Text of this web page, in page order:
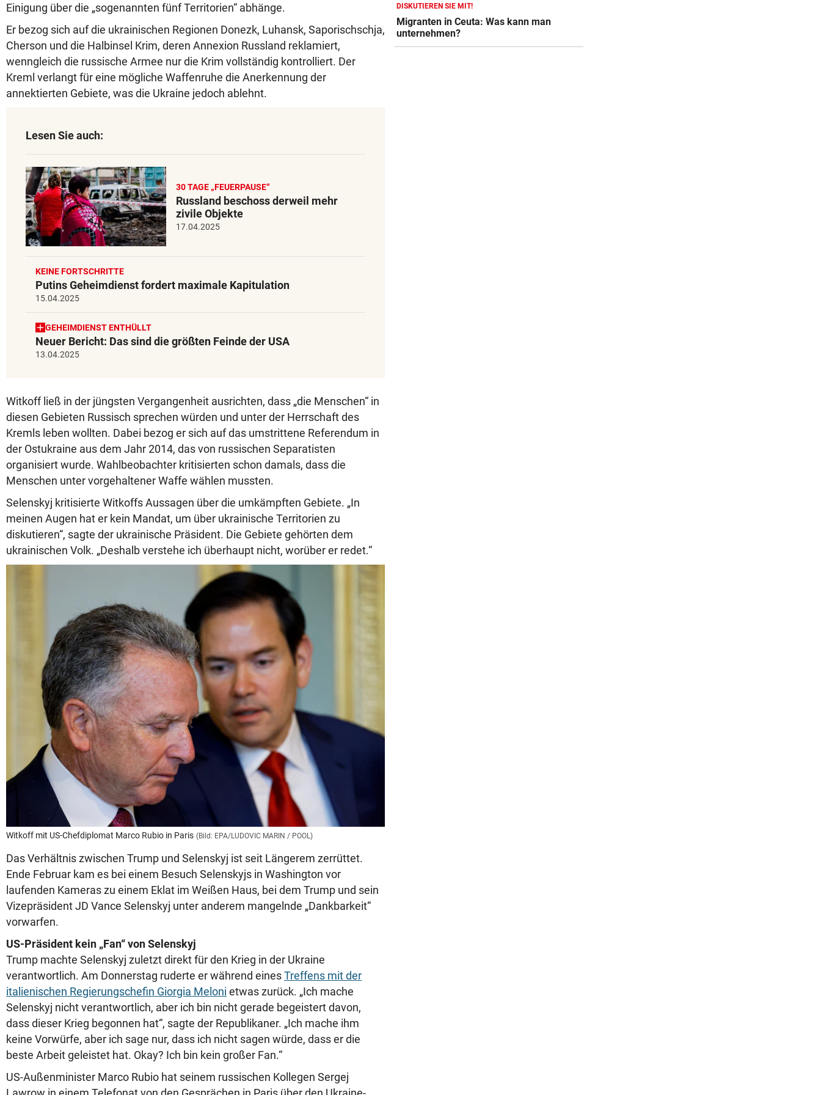
Einigung über die „sogenannten fünf Territorien“ abhänge.
Er bezog sich auf die ukrainischen Regionen Donezk, Luhansk, Saporischschja,
Cherson und die Halbinsel Krim, deren Annexion Russland reklamiert,
wenngleich die russische Armee nur die Krim vollständig kontrolliert. Der
Kreml verlangt für eine mögliche Waffenruhe die Anerkennung der
annektierten Gebiete, was die Ukraine jedoch ablehnt.
Lesen Sie auch:
30 TAGE „FEUERPAUSE“
Russland beschoss derweil mehr
zivile Objekte
17.04.2025
KEINE FORTSCHRITTE
Putins Geheimdienst fordert maximale Kapitulation
15.04.2025
GEHEIMDIENST ENTHÜLLT
Neuer Bericht: Das sind die größten Feinde der USA
13.04.2025
Witkoff ließ in der jüngsten Vergangenheit ausrichten, dass „die Menschen“ in
diesen Gebieten Russisch sprechen würden und unter der Herrschaft des
Kremls leben wollten. Dabei bezog er sich auf das umstrittene Referendum in
der Ostukraine aus dem Jahr 2014, das von russischen Separatisten
organisiert wurde. Wahlbeobachter kritisierten schon damals, dass die
Menschen unter vorgehaltener Waffe wählen mussten.
Selenskyj kritisierte Witkoffs Aussagen über die umkämpften Gebiete. „In
meinen Augen hat er kein Mandat, um über ukrainische Territorien zu
diskutieren“, sagte der ukrainische Präsident. Die Gebiete gehörten dem
ukrainischen Volk. „Deshalb verstehe ich überhaupt nicht, worüber er redet.“
Witkoff mit US-Chefdiplomat Marco Rubio in Paris (Bild: EPA/LUDOVIC MARIN / POOL)
Das Verhältnis zwischen Trump und Selenskyj ist seit Längerem zerrüttet.
Ende Februar kam es bei einem Besuch Selenskyjs in Washington vor
laufenden Kameras zu einem Eklat im Weißen Haus, bei dem Trump und sein
Vizepräsident JD Vance Selenskyj unter anderem mangelnde „Dankbarkeit“
vorwarfen.
US-Präsident kein „Fan“ von Selenskyj
Trump machte Selenskyj zuletzt direkt für den Krieg in der Ukraine
verantwortlich. Am Donnerstag ruderte er während einesTreffens mit der
italienischen Regierungschefin Giorgia Meloni etwas zurück. „Ich mache
Selenskyj nicht verantwortlich, aber ich bin nicht gerade begeistert davon,
dass dieser Krieg begonnen hat“, sagte der Republikaner. „Ich mache ihm
keine Vorwürfe, aber ich sage nur, dass ich nicht sagen würde, dass er die
beste Arbeit geleistet hat. Okay? Ich bin kein großer Fan.“
US-Außenminister Marco Rubio hat seinem russischen Kollegen Sergej
WIR HATTEN 41,2 GRAD!
Erneuter Allzeit-Rekord ++ Hitze
noch nicht vorbei
DISKUTIEREN SIE MIT!
Migranten in Ceuta: Was kann man
unternehmen?